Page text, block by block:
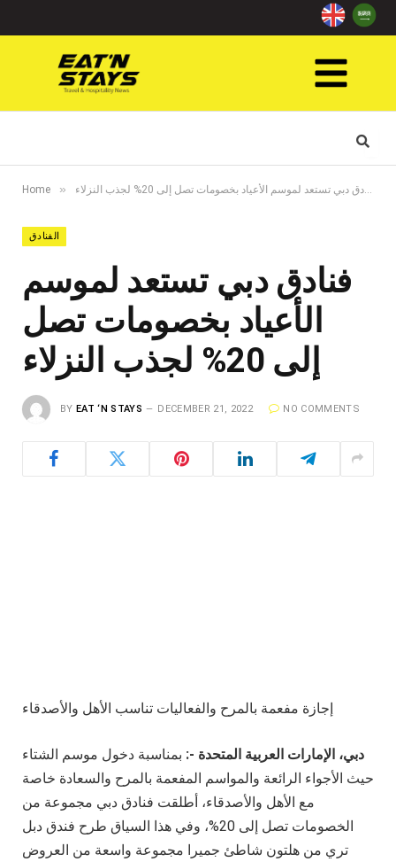
Home » فنادق دبي تستعد لموسم الأعياد بخصومات تصل إلى 20% لجذب النزلاء
الفنادق
فنادق دبي تستعد لموسم
الأعياد بخصومات تصل
إلى 20% لجذب النزلاء
BY EAT ‘N STAYS DECEMBER 21, 2022 NO COMMENTS
إجازة مفعمة بالمرح والفعاليات تناسب الأهل والأصدقاء
دبي، الإمارات العربية المتحدة -: بمناسبة دخول موسم الشتاء
حيث الأجواء الرائعة والمواسم المفعمة بالمرح والسعادة خاصة
مع الأهل والأصدقاء، أطلقت فنادق دبي مجموعة من
الخصومات تصل إلى 20%، وفي هذا السياق طرح فندق دبل
تري من هلتون شاطئ جميرا مجموعة واسعة من العروض